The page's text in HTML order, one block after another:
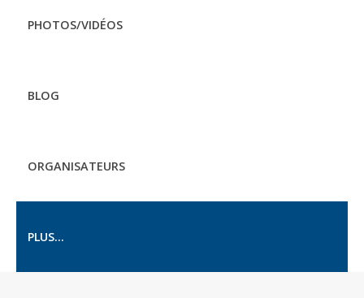
PHOTOS/VIDÉOS
BLOG
ORGANISATEURS
PLUS...